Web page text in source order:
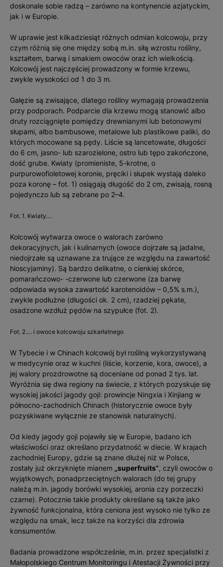
doskonale sobie radzą – zarówno na kontynencie azjatyckim,
jak i w Europie.
W uprawie jest kilkadziesiąt różnych odmian kolcowoju, przy
czym różnią się one między sobą m.in. siłą wzrostu rośliny,
kształtem, barwą i smakiem owoców oraz ich wielkością.
Kolcowój jest najczęściej prowadzony w formie krzewu,
zwykle wysokości od 1 do 3 m.
Gałęzie są zwisające, dlatego rośliny wymagają prowadzenia
przy podporach. Podparcie dla krzewu mogą stanowić albo
druty rozciągnięte pomiędzy drewnianymi lub betonowymi
słupami, albo bambusowe, metalowe lub plastikowe paliki, do
których mocowane są pędy. Liście są lancetowate, długości
do 6 cm, jasno- lub szarozielone, ostro lub tępo zakończone,
dość grube. Kwiaty (promieniste, 5-krotne, o
purpurowofioletowej koronie, pręciki i słupek wystają daleko
poza koronę – fot. 1) osiągają długość do 2 cm, zwisają, rosną
pojedynczo lub są zebrane po 2–4.
Fot. 1. Kwiaty….
Kolcowój wytwarza owoce o walorach zarówno
dekoracyjnych, jak i kulinarnych (owoce dojrzałe są jadalne,
niedojrzałe są uznawane za trujące ze względu na zawartość
hioscyjaminy). Są bardzo delikatne, o cienkiej skórce,
pomarańczowo- -czerwone lub czerwone (za barwę
odpowiada wysoka zawartość karotenoidów – 0,5% s.m.),
zwykle podłużne (długości ok. 2 cm), rzadziej pękate,
osadzone wzdłuż pędów na szypułce (fot. 2).
Fot. 2…. i owoce kolcowoju szkarłatnego
W Tybecie i w Chinach kolcowój był rośliną wykorzystywaną
w medycynie oraz w kuchni (liście, korzenie, kora, owoce), a
jej walory prozdrowotne są doceniane od ponad 2 tys. lat.
Wyróżnia się dwa regiony na świecie, z których pozyskuje się
wysokiej jakości jagody goji: prowincje Ningxia i Xinjiang w
północno-zachodnich Chinach (historycznie owoce były
pozyskiwane wyłącznie ze stanowisk naturalnych).
Od kiedy jagody goji pojawiły się w Europie, badano ich
właściwości oraz określano przydatność w diecie. W krajach
zachodniej Europy, gdzie są znane dłużej niż w Polsce,
zostały już okrzyknięte mianem „superfruits”, czyli owoców o
wyjątkowych, ponadprzeciętnych walorach (do tej grupy
należą m.in. jagody borówki wysokiej, aronia czy porzeczki
czarne). Potocznie takie produkty określane są także jako
żywność funkcjonalna, która ceniona jest wysoko nie tylko ze
względu na smak, lecz także na korzyści dla zdrowia
konsumentów.
Badania prowadzone współcześnie, m.in. przez specjalistki z
Małopolskiego Centrum Monitoringu i Atestacji Żywności przy